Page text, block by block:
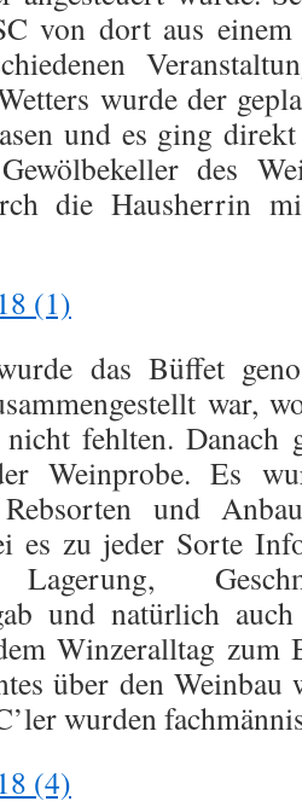
von dort aus
wurde der
und es ging
des
die Hausherrin
das Büffet
war,
nicht fehlten.
Weinprobe. Es
und
es zu jeder Sorte
Lagerung,
und natürlich
Winzeralltag zum
über den
wurden